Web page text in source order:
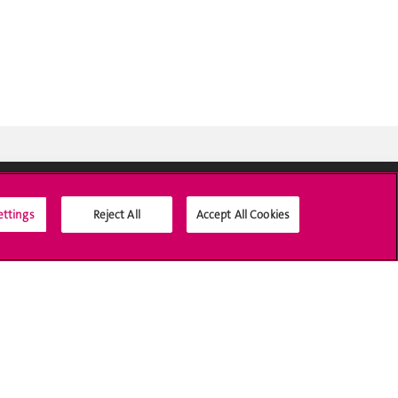
Médias sociaux UNIGE
Reject All Accept All Cookies